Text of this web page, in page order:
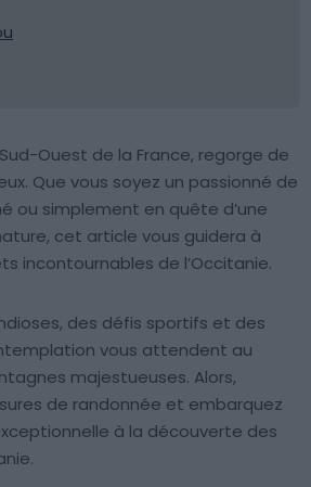
Ouest de la France, regorge de
Que vous soyez un passionné de
ou simplement en quête d’une
cet article vous guidera à
incontournables de l’Occitanie.
des défis sportifs et des
vous attendent au
majestueuses. Alors,
de randonnée et embarquez
à la découverte des